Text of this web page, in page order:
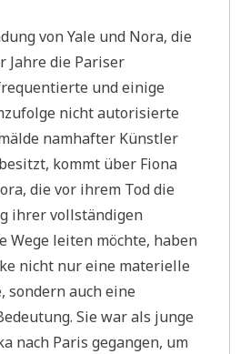
von Yale und Nora, die
Jahre die Pariser
und einige
nicht autorisierte
namhafter Künstler
kommt über Fiona
die vor ihrem Tod die
ihrer vollständigen
Wege leiten möchte, haben
nicht nur eine materielle
sondern auch eine
Sie war als junge
nach Paris gegangen, um